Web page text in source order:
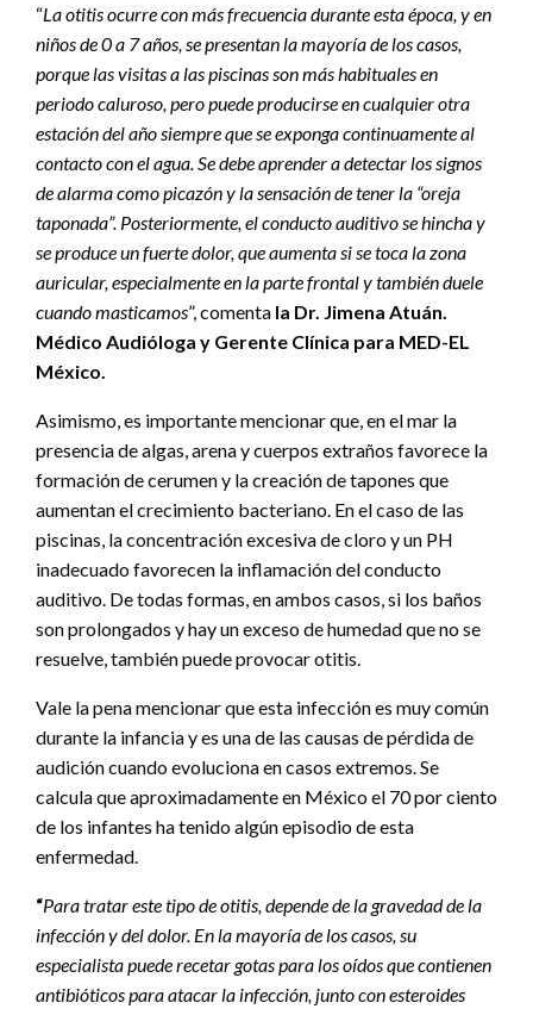
“La otitis ocurre con más frecuencia durante esta época, y en
niños de 0 a 7 años, se presentan la mayoría de los casos,
porque las visitas a las piscinas son más habituales en
periodo caluroso, pero puede producirse en cualquier otra
estación del año siempre que se exponga continuamente al
contacto con el agua. Se debe aprender a detectar los signos
de alarma como picazón y la sensación de tener la “oreja
taponada”. Posteriormente, el conducto auditivo se hincha y
se produce un fuerte dolor, que aumenta si se toca la zona
auricular, especialmente en la parte frontal y también duele
cuando masticamos”, comenta la Dr. Jimena Atuán.
Médico Audióloga y Gerente Clínica para MED-EL
México.
Asimismo, es importante mencionar que, en el mar la
presencia de algas, arena y cuerpos extraños favorece la
formación de cerumen y la creación de tapones que
aumentan el crecimiento bacteriano. En el caso de las
piscinas, la concentración excesiva de cloro y un PH
inadecuado favorecen la inflamación del conducto
auditivo. De todas formas, en ambos casos, si los baños
son prolongados y hay un exceso de humedad que no se
resuelve, también puede provocar otitis.
Vale la pena mencionar que esta infección es muy común
durante la infancia y es una de las causas de pérdida de
audición cuando evoluciona en casos extremos. Se
calcula que aproximadamente en México el 70 por ciento
de los infantes ha tenido algún episodio de esta
enfermedad.
“Para tratar este tipo de otitis, depende de la gravedad de la
infección y del dolor. En la mayoría de los casos, su
especialista puede recetar gotas para los oídos que contienen
antibióticos para atacar la infección, junto con esteroides